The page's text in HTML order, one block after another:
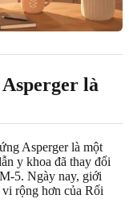
là
Asperger là một
y khoa đã thay đổi
5. Ngày nay, giới
rộng hơn của Rối